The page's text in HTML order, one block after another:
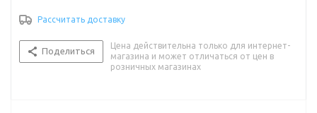
Тип лампы/цоколь : светодиод
Цвет огня : красный, зеленый
Рассчитать доставку
Поделиться
Цена действительна только для интернет-
магазина и может отличаться от цен в
розничных магазинах